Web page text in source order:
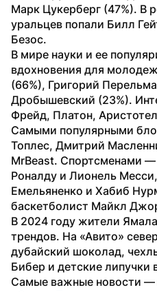
Марк Цукерберг (47%). В
уральцев попали Билл
Безос.
В мире науки и ее
вдохновения для
(66%), Григорий
Дробышевский (23%).
Фрейд, Платон,
Самыми популярными
Топлес, Дмитрий
MrBeast. Спортсменами
Роналду и Лионель
Емельяненко и Хабиб
баскетболист Майкл
В 2024 году жители
трендов. На «Авито»
дубайский шоколад,
Бибер и детские